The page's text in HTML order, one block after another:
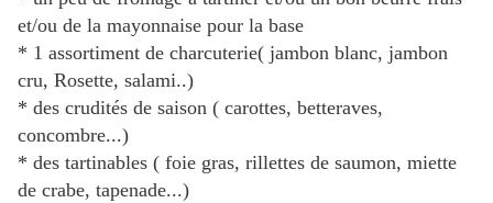
et/ou de la mayonnaise pour la base
* 1 assortiment de charcuterie( jambon blanc, jambon
cru, Rosette, salami..)
* des crudités de saison ( carottes, betteraves,
concombre...)
* des tartinables ( foie gras, rillettes de saumon, miette
de crabe, tapenade...)